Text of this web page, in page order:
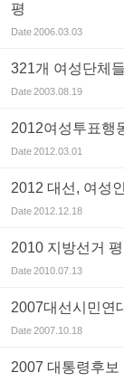
평
Date2006.03.03
321개 여성단체
Date2003.08.19
2012여성투표행
Date2012.03.01
2012 대선, 여성
Date2012.12.18
2010 지방선거
Date2010.07.13
2007대선시민연
Date2007.10.18
2007 대통령후보